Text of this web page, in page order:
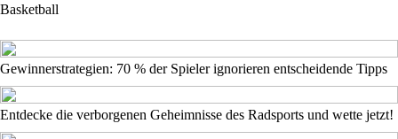
Basketball
Gewinnerstrategien: 70 % der Spieler ignorieren entscheidende Tipps
Entdecke die verborgenen Geheimnisse des Radsports und wette jetzt!